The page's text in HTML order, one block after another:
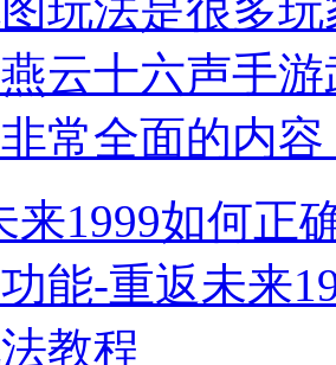
玩法是很多
云十六声手
常全面的内